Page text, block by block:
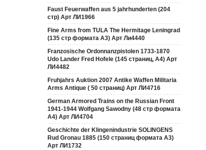
Faust Feuerwaffen aus 5 jahrhunderten (204
стр) Арт ЛИ1966
Fine Arms from TULA The Hermitage Leningrad
(135 стр формата А3) Арт Ли4440
Franzosische Ordonnanzpistolen 1733-1870
Udo Lander Fred Hofele (145 страниц, А4) Арт
ЛИ4482
Fruhjahrs Auktion 2007 Antike Waffen Militaria
Arms Antique ( 50 страниц) Арт ЛИ4716
German Armored Trains on the Russian Front
1941-1944 Wolfgang Sawodny (48 стр формата
А4) Арт ЛИ4704
Geschichte der Klingenindustrie SOLINGENS
Rud Gronau 1885 (150 страниц формата А3)
Арт ЛИ1732